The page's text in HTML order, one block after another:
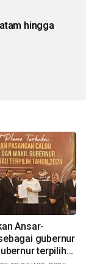
hingga
Ansar-
gubernur
terpilih